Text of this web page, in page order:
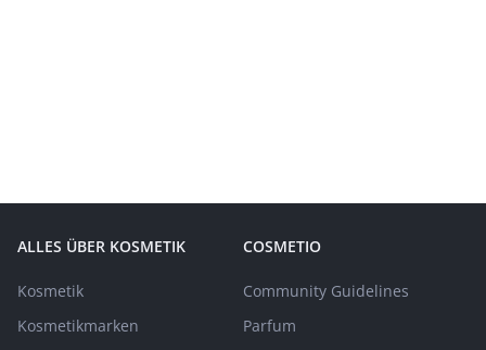
ALLES ÜBER KOSMETIK
Kosmetik
Kosmetikmarken
COSMETIO
Community Guidelines
Parfum